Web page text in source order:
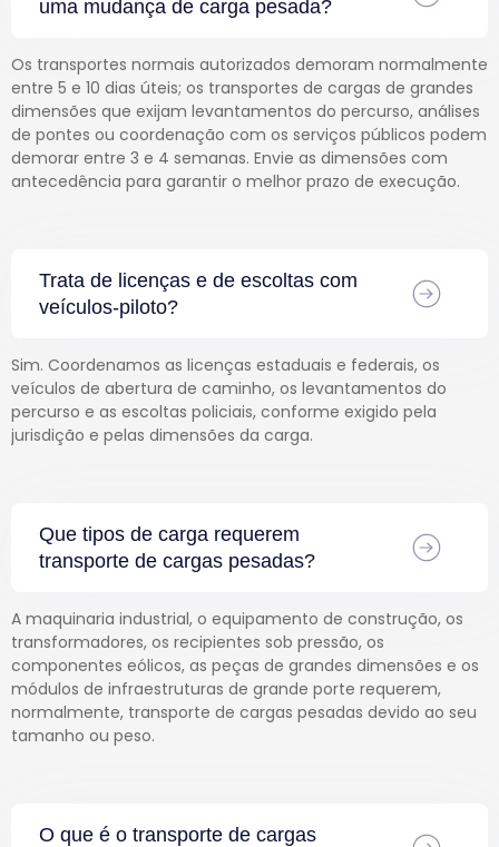
uma mudança de carga pesada?
Os transportes normais autorizados demoram normalmente
entre 5 e 10 dias úteis; os transportes de cargas de grandes
dimensões que exijam levantamentos do percurso, análises
de pontes ou coordenação com os serviços públicos podem
demorar entre 3 e 4 semanas. Envie as dimensões com
antecedência para garantir o melhor prazo de execução.
Trata de licenças e de escoltas com
veículos-piloto?
Sim. Coordenamos as licenças estaduais e federais, os
veículos de abertura de caminho, os levantamentos do
percurso e as escoltas policiais, conforme exigido pela
jurisdição e pelas dimensões da carga.
Que tipos de carga requerem
transporte de cargas pesadas?
A maquinaria industrial, o equipamento de construção, os
transformadores, os recipientes sob pressão, os
componentes eólicos, as peças de grandes dimensões e os
módulos de infraestruturas de grande porte requerem,
normalmente, transporte de cargas pesadas devido ao seu
tamanho ou peso.
O que é o transporte de cargas